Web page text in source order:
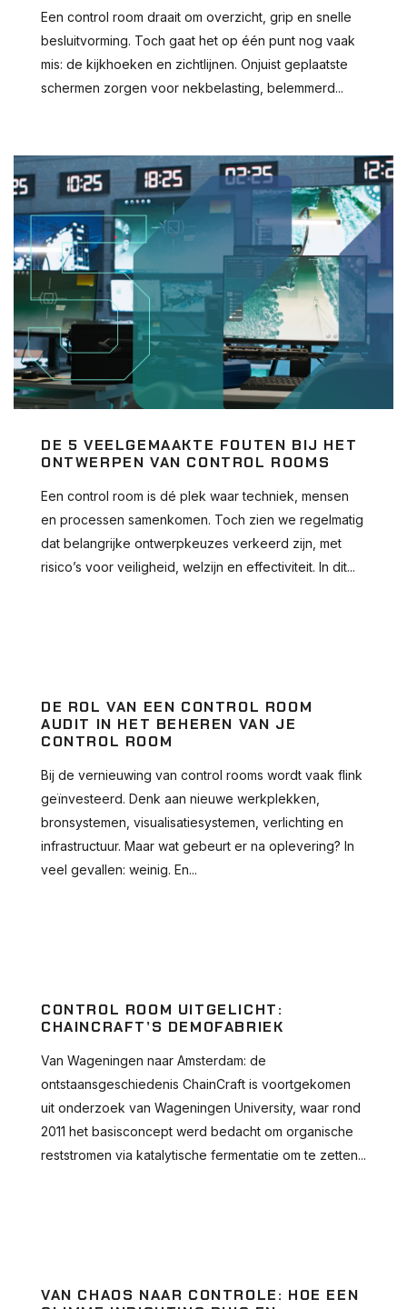
Een control room draait om overzicht, grip en snelle
besluitvorming. Toch gaat het op één punt nog vaak
mis: de kijkhoeken en zichtlijnen. Onjuist geplaatste
schermen zorgen voor nekbelasting, belemmerd...
DE 5 VEELGEMAAKTE FOUTEN BIJ HET
ONTWERPEN VAN CONTROL ROOMS
Een control room is dé plek waar techniek, mensen
en processen samenkomen. Toch zien we regelmatig
dat belangrijke ontwerpkeuzes verkeerd zijn, met
risico’s voor veiligheid, welzijn en effectiviteit. In dit...
DE ROL VAN EEN CONTROL ROOM
AUDIT IN HET BEHEREN VAN JE
CONTROL ROOM
Bij de vernieuwing van control rooms wordt vaak flink
geïnvesteerd. Denk aan nieuwe werkplekken,
bronsystemen, visualisatiesystemen, verlichting en
infrastructuur. Maar wat gebeurt er na oplevering? In
veel gevallen: weinig. En...
CONTROL ROOM UITGELICHT:
CHAINCRAFT’S DEMOFABRIEK
Van Wageningen naar Amsterdam: de
ontstaansgeschiedenis ChainCraft is voortgekomen
uit onderzoek van Wageningen University, waar rond
2011 het basisconcept werd bedacht om organische
reststromen via katalytische fermentatie om te zetten...
VAN CHAOS NAAR CONTROLE: HOE EEN